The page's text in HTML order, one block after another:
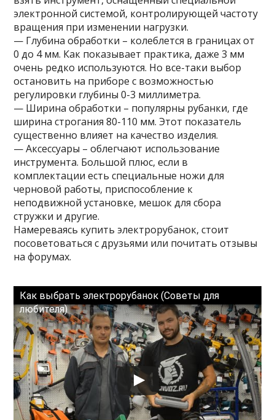
электронной системой, контролирующей частоту
вращения при изменении нагрузки.
— Глубина обработки – колеблется в границах от
0 до 4 мм. Как показывает практика, даже 3 мм
очень редко используются. Но все-таки выбор
остановить на приборе с возможностью
регулировки глубины 0-3 миллиметра.
— Ширина обработки – популярны рубанки, где
ширина строгания 80-110 мм. Этот показатель
существенно влияет на качество изделия.
— Аксессуары – облегчают использование
инструмента. Большой плюс, если в
комплектации есть специальные ножи для
черновой работы, приспособление к
неподвижной установке, мешок для сбора
стружки и другие.
Намереваясь купить электрорубанок, стоит
посоветоваться с друзьями или почитать отзывы
на форумах.
Как выбрать электрорубанок (Советы для
любителя)